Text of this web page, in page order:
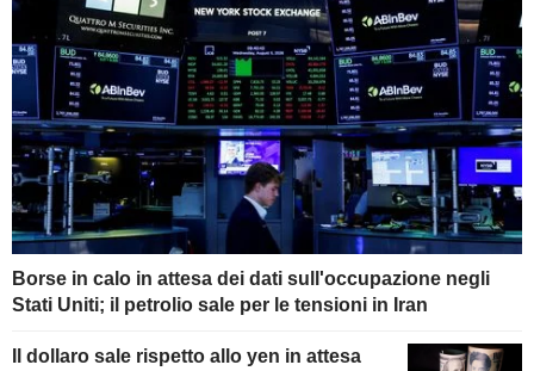
Borse in calo in attesa dei dati sull'occupazione negli
Stati Uniti; il petrolio sale per le tensioni in Iran
Il dollaro sale rispetto allo yen in attesa